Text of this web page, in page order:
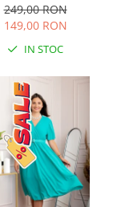
- Verde smarald
249,00 RON
149,00 RON
IN STOC